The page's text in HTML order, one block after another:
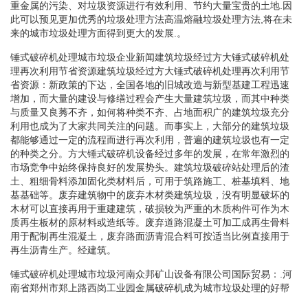
重金属的污染、对垃圾资源进行有效利用、节约大量宝贵的土地.因
此可以预见更加优秀的垃圾处理方法高温熔融垃圾处理方法,将在未
来的城市垃圾处理方面得到更大的发展.。
锤式破碎机处理城市垃圾企业新闻建筑垃圾经过方大锤式破碎机处
理再次利用节省资源建筑垃圾经过方大锤式破碎机处理再次利用节
省资源：新政策的下达，全国各地的旧城改造与新型基建工程迅速
增加，而大量的建设与修缮过程会产生大量建筑垃圾，而其中种类
与质量又良莠不齐，如何将种类不齐、占地面积广的建筑垃圾充分
利用也成为了大家共同关注的问题。而事实上，大部分的建筑垃圾
都能够通过一定的流程而进行再次利用，普遍的建筑垃圾也有一定
的种类之分。方大锤式破碎机设备经过多年的发展，在常年激烈的
市场竞争中始终保持良好的发展势头。建筑垃圾破碎站处理后的渣
土、粗细骨料添加固化类材料后，可用于筑路施工、桩基填料、地
基基础等。废弃建筑物中的废弃木材类建筑垃圾，没有明显破坏的
木材可以直接再用于重建建筑，破损较为严重的木质构件可作为木
质再生板材的原材料或造纸等。废弃道路混凝土可加工成再生骨料
用于配制再生混凝土，废弃路面沥青混合料可按适当比例直接用于
再生沥青生产。经建筑。
锤式破碎机处理城市垃圾河南众邦矿山设备有限公司国际贸易：.河
南省郑州市郑上路西岗工业园金属破碎机成为城市垃圾处理的好帮